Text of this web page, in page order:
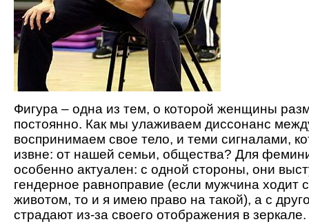
Фигура – одна из тем, о которой женщины
постоянно. Как мы улаживаем диссонанс
воспринимаем свое тело, и теми сигналами,
извне: от нашей семьи, общества? Для
особенно актуален: с одной стороны, они
гендерное равноправие (если мужчина ходит
животом, то и я имею право на такой), а с
страдают из-за своего отображения в зеркале.